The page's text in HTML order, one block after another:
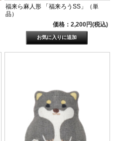
福来ら麻人形 「福来ろうSS」（単
品）
価格：2,200円(税込)